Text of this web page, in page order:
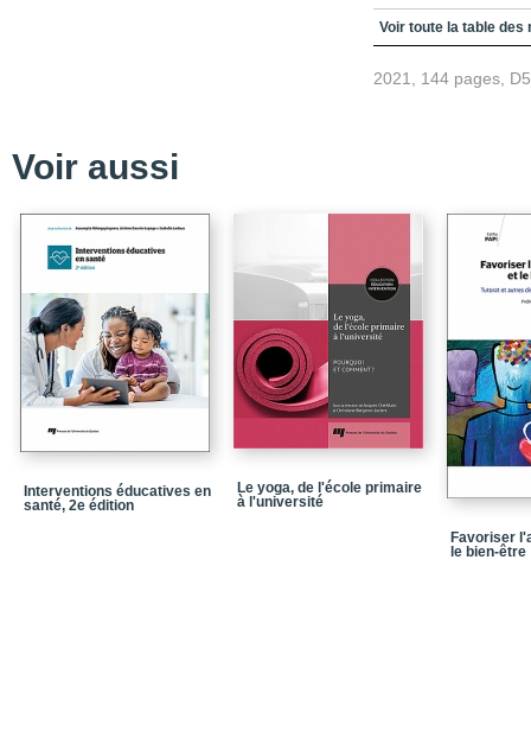
Table des matières
Références
Chapitre 2 / La notion
Conclusion
Références
Chapitre 3 / Le
caractéristiques,
1 / Les principales
Références
Voir toute la table des
2021, 144 pages,
Voir aussi
Interventions éducatives en
santé, 2e édition
Le yoga, de l'école primaire
à l'université
Favoriser
le bien-être